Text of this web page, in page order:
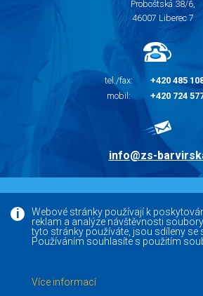
Webové stránky používají k
reklam a analýze návštěvnosti
tyto stránky používáte, jsou sdíleny se
Používáním souhlasíte s použitím
Více informací
Proboštská 38/6,
46007 Liberec 7
tel./fax:
+420 485
mobil:
+420 724
info@zs-
Facebook
Versoft.cz - tvorba www webových